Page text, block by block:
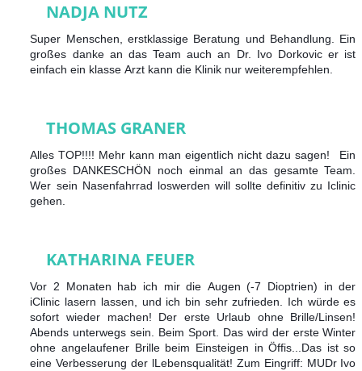
NADJA NUTZ
Super Menschen, erstklassige Beratung und Behandlung. Ein
großes danke an das Team auch an Dr. Ivo Dorkovic er ist
einfach ein klasse Arzt kann die Klinik nur weiterempfehlen.
THOMAS GRANER
Alles TOP!!!! Mehr kann man eigentlich nicht dazu sagen!
Ein
großes DANKESCHÖN noch einmal an das gesamte Team.
Wer sein Nasenfahrrad loswerden will sollte definitiv zu Iclinic
gehen.
KATHARINA FEUER
Vor 2 Monaten hab ich mir die Augen (-7 Dioptrien) in der
iClinic lasern lassen, und ich bin sehr zufrieden. Ich würde es
sofort wieder machen! Der erste Urlaub ohne Brille/Linsen!
Abends unterwegs sein. Beim Sport. Das wird der erste Winter
ohne angelaufener Brille beim Einsteigen in Öffis...Das ist so
eine Verbesserung der lLebensqualität! Zum Eingriff: MUDr Ivo